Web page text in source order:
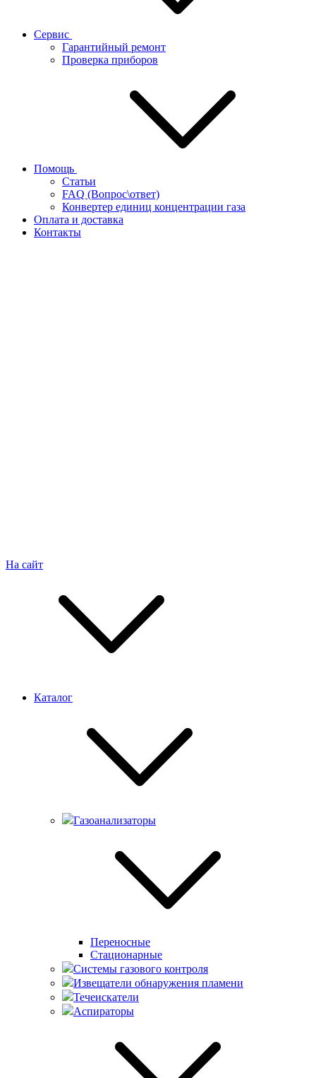
Сервис
Гарантийный ремонт
Проверка приборов
Помощь
Статьи
FAQ (Вопрос\ответ)
Конвертер единиц концентрации газа
Оплата и доставка
Контакты
На сайт
Каталог
Газоанализаторы
Переносные
Стационарные
Системы газового контроля
Извещатели обнаружения пламени
Течеискатели
Аспираторы